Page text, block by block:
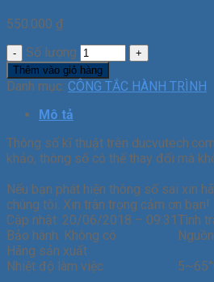
550.000 ₫
Số lượng
Thêm vào giỏ hàng
Danh mục: CÔNG TẮC HÀNH TRÌNH
Mô tả
Thông số kĩ thuật trên
khảo, thông số có thể thay đổi mà
Nếu bạn phát hiện thông số sai xin
chúng tôi. Xin trân trọng cảm ơn bạn!
Cập nhật: 20/06/2018 – 09:31Tình
Bảo hành: Không có
Hãng sản xuất
Nhiệt độ làm việc